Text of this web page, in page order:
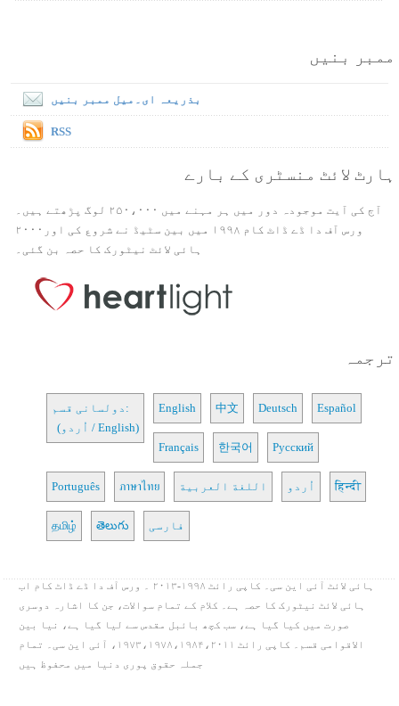
ممبر بنیں
بذریعہ ای۔میل ممبر بنیں
RSS
ہارٹ لائٹ منسٹری کے بارے
آج کی آیت موجودہ دور میں ہر مہنے میں ۲۵۰،۰۰۰ لوگ پڑھتے ہیں۔
ورس آف دا ڈے ڈاٹ کام ۱۹۹۸ میں بین سٹیڈ نے شروع کی اور۲۰۰۰
ہائی لائٹ نیٹورک کا حصہ بن گئی۔
ترجمہ
دولسانی قسم:
(اُردو / English)
English 中文 Deutsch Español
Français 한국어 Русский
Português ภาษาไทย اللغة العربية اُردو हिन्दी
தமிழ் తెలుగు فارسی
ہائی لائٹ آئی این سی۔ کاپی رائٹ ۱۹۹۸-۲۰۱۳ ۔ ورس آف دا ڈے ڈاٹ کام اب
ہائی لائٹ نیٹورک کا حصہ ہے۔ کلام کے تمام سوالات، جن کا اشارہ دوسری
صورت میں کیا گیا ہے، سب کچھ بائبل مقدس سے لیا گیا ہے، نیا بین
الاقوامی قسم۔ کاپی رائٹ ۱۹۷۳،۱۹۷۸،۱۹۸۴،۲۰۱۱، آئی این سی۔ تمام
جملہ حقوق پوری دنیا میں محفوظ ہیں